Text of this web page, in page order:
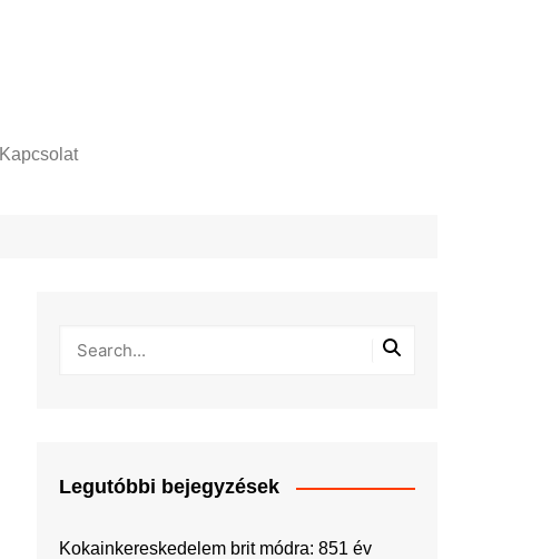
Kapcsolat
Legutóbbi bejegyzések
Kokainkereskedelem brit módra: 851 év